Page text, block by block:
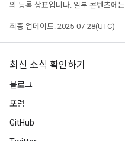
의 등록 상표입니다. 일부 콘텐츠에는
최종 업데이트: 2025-07-28(UTC)
최신 소식 확인하기
블로그
포럼
GitHub